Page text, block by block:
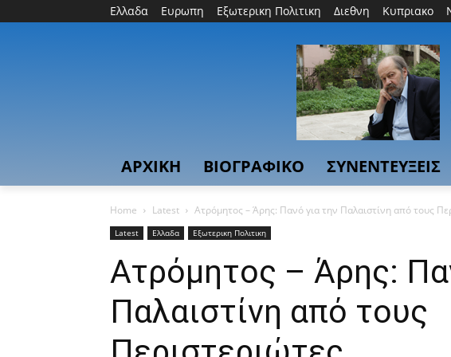
Ελλαδα Ευρωπη Εξωτερικη Πολιτικη Διεθνη Κυπριακο
ΑΡΧΙΚΗ ΒΙΟΓΡΑΦΙΚΟ ΣΥΝΕΝΤΕΥΞΕΙΣ
Home Latest Ατρόμητος – Άρης: Πανό για την Παλαιστίνη από τους
Latest Ελλαδα Εξωτερικη Πολιτικη
Ατρόμητος – Άρης:
Παλαιστίνη από τους